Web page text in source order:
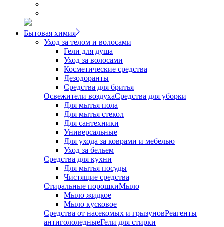
Бытовая химия
Уход за телом и волосами
Гели для душа
Уход за волосами
Косметические средства
Дезодоранты
Средства для бритья
Освежители воздухаСредства для уборки
Для мытья пола
Для мытья стекол
Для сантехники
Универсальные
Для ухода за коврами и мебелью
Уход за бельем
Средства для кухни
Для мытья посуды
Чистящие средства
Стиральные порошкиМыло
Мыло жидкое
Мыло кусковое
Средства от насекомых и грызуновРеагенты
антигололедныеГели для стирки